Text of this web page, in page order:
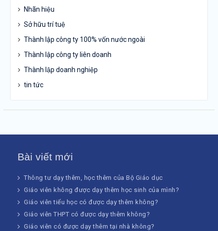
Nhãn hiệu
Sở hữu trí tuệ
Thành lập công ty 100% vốn nước ngoài
Thành lập công ty liên doanh
Thành lập doanh nghiệp
tin tức
Bài viết mới
Thông tư dạy thêm, học thêm của Bộ Giáo dục
Giáo viên không được dạy thêm học sinh của mình?
Giáo viên tiểu học có được dạy thêm không?
Giáo viên THPT có được dạy thêm không?
Giáo viên có được dạy thêm tại nhà không?